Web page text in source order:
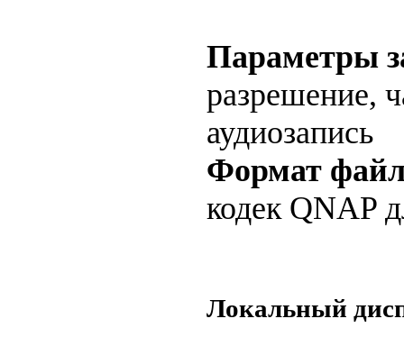
Параметры
разрешение,
аудиозапись
Формат
кодек QNAP
Локальный